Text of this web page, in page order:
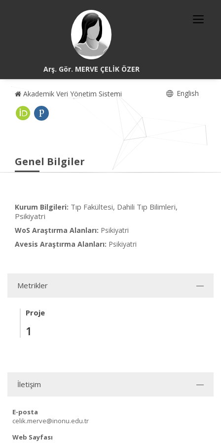
Arş. Gör. MERVE ÇELİK ÖZER
Akademik Veri Yönetim Sistemi English
Genel Bilgiler
Kurum Bilgileri: Tıp Fakültesi, Dahili Tıp Bilimleri,
Psikiyatri
WoS Araştırma Alanları: Psikiyatri
Avesis Araştırma Alanları: Psikiyatri
Metrikler
Proje
1
İletişim
E-posta
celik.merve@inonu.edu.tr
Web Sayfası